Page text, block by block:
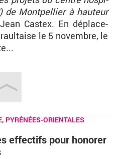
de Mont­pel­lier à hau­teur
Cas­tex. En dé­pla­ce­
le 5 no­vembre, le
PYRÉNÉES-ORIENTALES
effectifs pour honorer